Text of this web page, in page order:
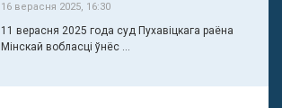
16 верасня 2025, 16:30
11 верасня 2025 года суд Пухавіцкага раёна
Мінскай вобласці ўнёс ...